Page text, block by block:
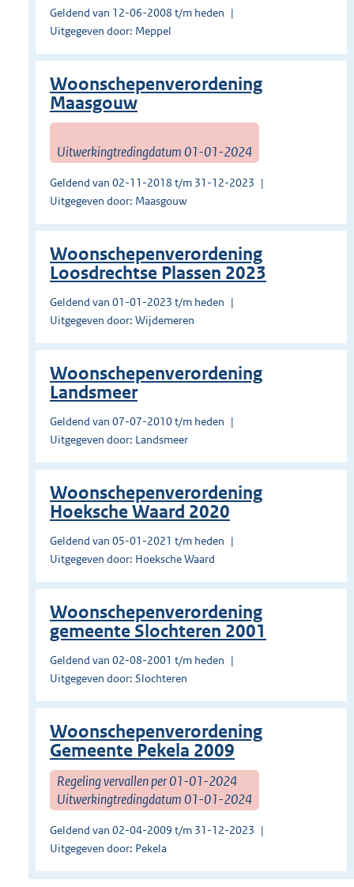
Geldend van 12-06-2008 t/m heden
Uitgegeven door: Meppel
Woonschepenverordening
Maasgouw
Uitwerkingtredingdatum 01-01-2024
Geldend van 02-11-2018 t/m 31-12-2023
Uitgegeven door: Maasgouw
Woonschepenverordening
Loosdrechtse Plassen 2023
Geldend van 01-01-2023 t/m heden
Uitgegeven door: Wijdemeren
Woonschepenverordening
Landsmeer
Geldend van 07-07-2010 t/m heden
Uitgegeven door: Landsmeer
Woonschepenverordening
Hoeksche Waard 2020
Geldend van 05-01-2021 t/m heden
Uitgegeven door: Hoeksche Waard
Woonschepenverordening
gemeente Slochteren 2001
Geldend van 02-08-2001 t/m heden
Uitgegeven door: Slochteren
Woonschepenverordening
Gemeente Pekela 2009
Regeling vervallen per 01-01-2024
Uitwerkingtredingdatum 01-01-2024
Geldend van 02-04-2009 t/m 31-12-2023
Uitgegeven door: Pekela